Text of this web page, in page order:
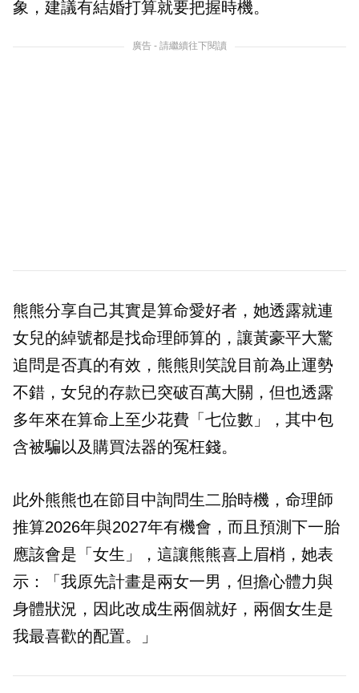
象，建議有結婚打算就要把握時機。
廣告 - 請繼續往下閱讀
熊熊分享自己其實是算命愛好者，她透露就連
女兒的綽號都是找命理師算的，讓黃豪平大驚
追問是否真的有效，熊熊則笑說目前為止運勢
不錯，女兒的存款已突破百萬大關，但也透露
多年來在算命上至少花費「七位數」，其中包
含被騙以及購買法器的冤枉錢。
此外熊熊也在節目中詢問生二胎時機，命理師
推算2026年與2027年有機會，而且預測下一胎
應該會是「女生」，這讓熊熊喜上眉梢，她表
示：「我原先計畫是兩女一男，但擔心體力與
身體狀況，因此改成生兩個就好，兩個女生是
我最喜歡的配置。」